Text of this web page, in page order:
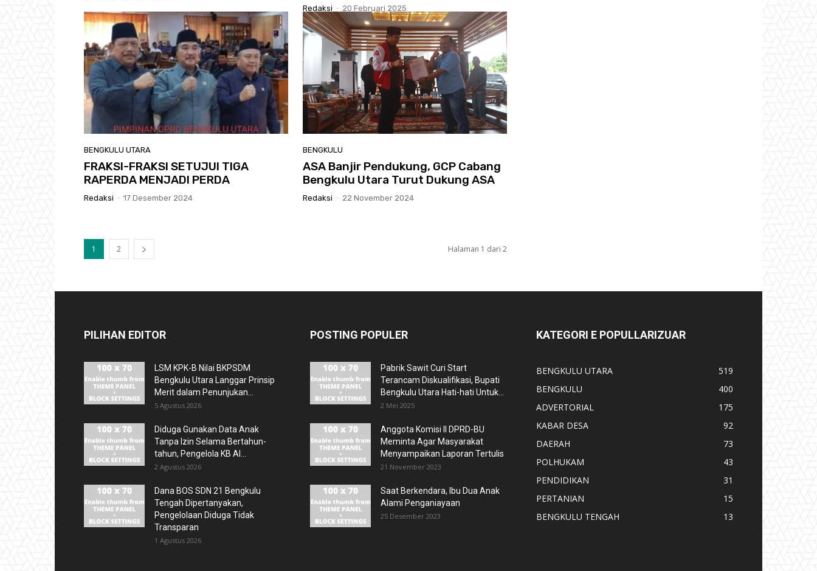
Redaksi - 20 Februari 2025
BENGKULU UTARA
FRAKSI-FRAKSI SETUJUI TIGA
RAPERDA MENJADI PERDA
Redaksi - 17 Desember 2024
BENGKULU
ASA Banjir Pendukung, GCP Cabang
Bengkulu Utara Turut Dukung ASA
Redaksi - 22 November 2024
1 2 Halaman 1 dari 2
PILIHAN EDITOR
LSM KPK-B Nilai BKPSDM
Bengkulu Utara Langgar Prinsip
Merit dalam Penunjukan...
5 Agustus 2026
Diduga Gunakan Data Anak
Tanpa Izin Selama Bertahun-
tahun, Pengelola KB Al...
2 Agustus 2026
Dana BOS SDN 21 Bengkulu
Tengah Dipertanyakan,
Pengelolaan Diduga Tidak
Transparan
1 Agustus 2026
POSTING POPULER
Pabrik Sawit Curi Start
Terancam Diskualifikasi, Bupati
Bengkulu Utara Hati-hati Untuk...
2 Mei 2025
Anggota Komisi II DPRD-BU
Meminta Agar Masyarakat
Menyampaikan Laporan Tertulis
21 November 2023
Saat Berkendara, Ibu Dua Anak
Alami Penganiayaan
25 Desember 2023
KATEGORI E POPULLARIZUAR
BENGKULU UTARA
519
BENGKULU
400
ADVERTORIAL
175
KABAR DESA
92
DAERAH
73
POLHUKAM
43
PENDIDIKAN
31
PERTANIAN
15
BENGKULU TENGAH
13